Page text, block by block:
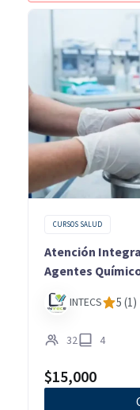
CURSOS SALUD
Atención
Agentes
INTECS 5 (1)
32 4
$15,000